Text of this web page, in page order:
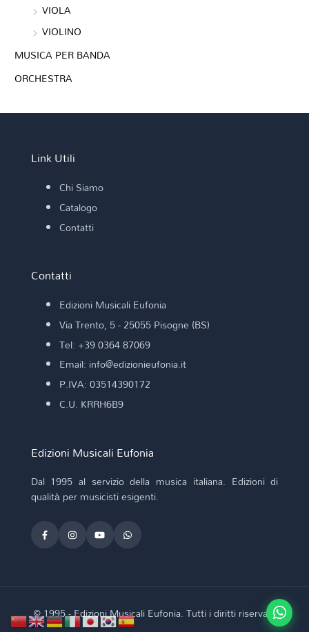
VIOLA
VIOLINO
MUSICA PER BANDA
ORCHESTRA
Link Utili
Chi Siamo
Catalogo
Contatti
Contatti
Edizioni Musicali Eufonia
Via Trento, 5 - 25055 Pisogne (BS)
Tel: +39 0364 87069
Email: info@edizionieufonia.it
P.IVA: 03514390172
C.U. KRRH6B9
Edizioni Musicali Eufonia
Dal 1995 al servizio della musica italiana. Edizioni di
qualità per musicisti esigenti.
© 1995 - Edizioni Musicali Eufonia. Tutti i diritti riservati.